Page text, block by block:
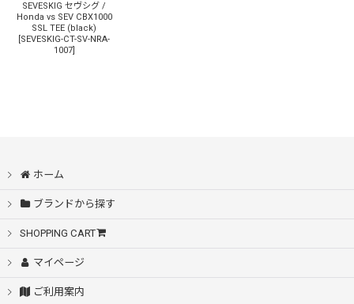
SEVESKIG セヴシグ /
Honda vs SEV CBX1000
SSL TEE (black)
[SEVESKIG-CT-SV-NRA-
1007]
ホーム
ブランドから探す
SHOPPING CART
マイページ
ご利用案内